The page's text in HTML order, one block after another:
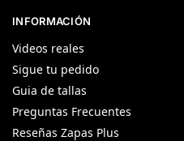
INFORMACIÓN
Videos reales
Sigue tu pedido
Guia de tallas
Preguntas Frecuentes
Reseñas Zapas Plus